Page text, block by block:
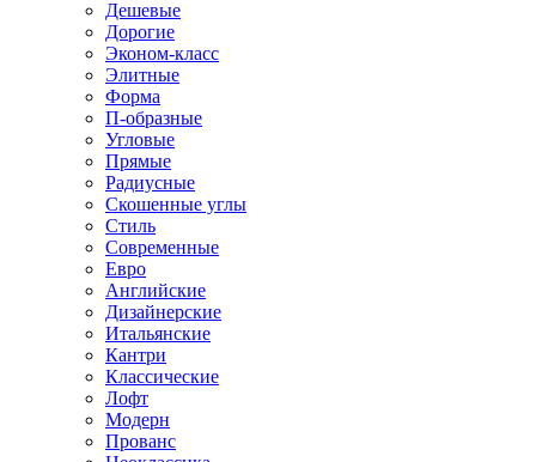
Дешевые
Дорогие
Эконом-класс
Элитные
Форма
П-образные
Угловые
Прямые
Радиусные
Скошенные углы
Стиль
Современные
Евро
Английские
Дизайнерские
Итальянские
Кантри
Классические
Лофт
Модерн
Прованс